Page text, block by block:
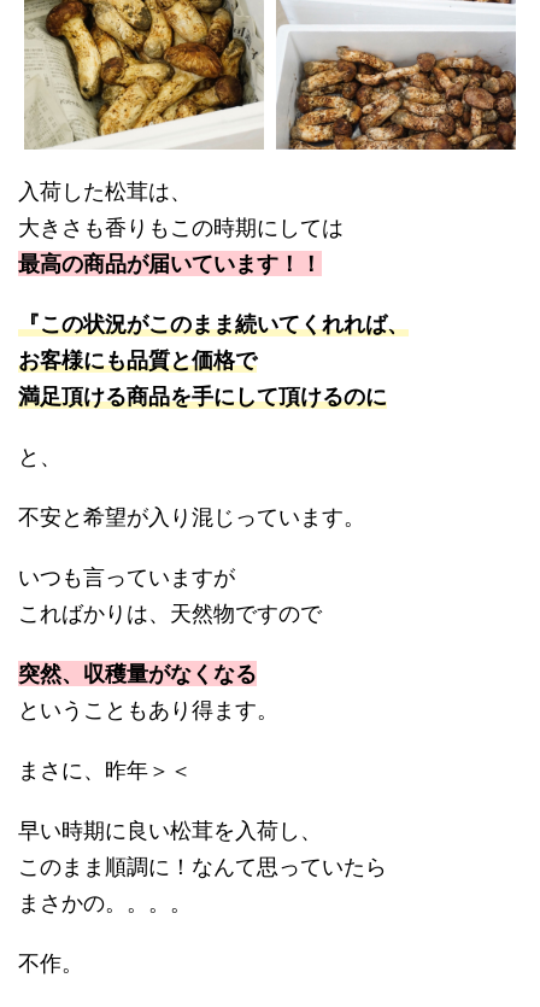
入荷した松茸は、
大きさも香りもこの時期にしては
最高の商品が届いています！！
『この状況がこのまま続いてくれれば、
お客様にも品質と価格で
満足頂ける商品を手にして頂けるのに
と、
不安と希望が入り混じっています。
いつも言っていますが
こればかりは、天然物ですので
突然、収穫量がなくなる
ということもあり得ます。
まさに、昨年＞＜
早い時期に良い松茸を入荷し、
このまま順調に！なんて思っていたら
まさかの。。。。
不作。